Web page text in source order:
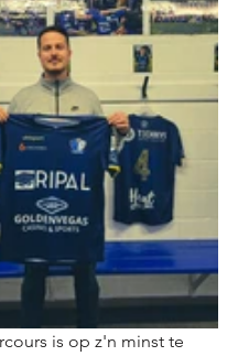
is op z'n minst te